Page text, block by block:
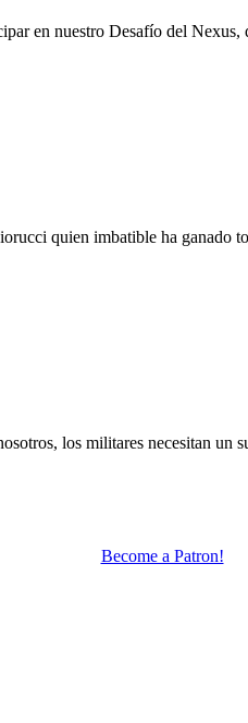
en nuestro Desafío del
quien imbatible ha ganado
los militares necesitan
Become a Patron!